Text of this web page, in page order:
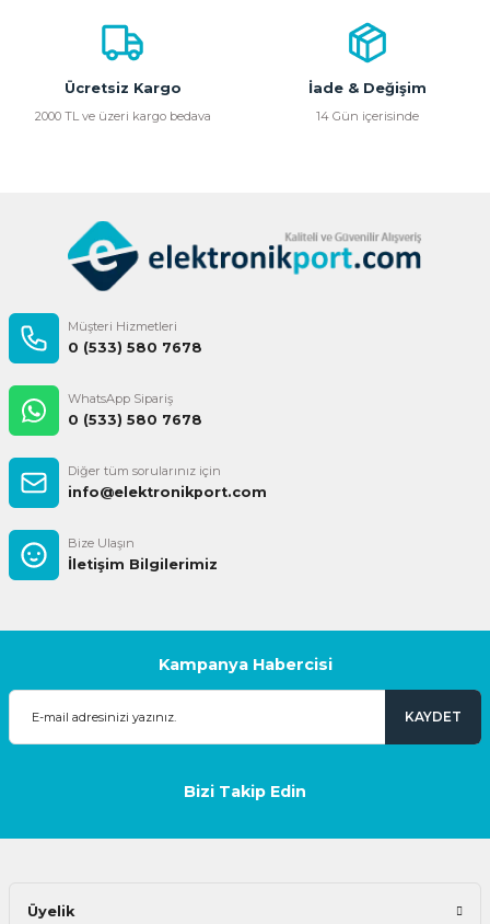
Ürün bilgilerinde hatalar bulunuyor.
Ürün fiyatı diğer sitelerden daha pahalı.
Bu ürüne benzer farklı alternatifler olmalı.
Ücretsiz Kargo
2000 TL ve üzeri kargo bedava
İade & Değişim
14 Gün içerisinde
Müşteri Hizmetleri
0 (533) 580 7678
WhatsApp Sipariş
0 (533) 580 7678
Diğer tüm sorularınız için
info@elektronikport.com
Bize Ulaşın
İletişim Bilgilerimiz
Kampanya Habercisi
KAYDET
Bizi Takip Edin
Üyelik